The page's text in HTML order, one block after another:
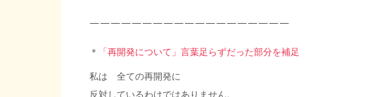
———————————————————
＊ 「再開発について」言葉足らずだった部分を補足
私は 全ての再開発に
反対しているわけではありません。